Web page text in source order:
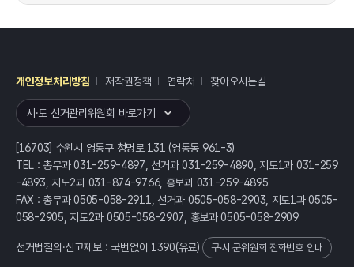
개인정보처리방침 저작권정책 연락처 찾아오시는길
시·도 선거관리위원회 바로가기
[16703] 수원시 영통구 청명로 131 (영통동 961-3)
TEL : 총무과 031-259-4897, 선거과 031-259-4890, 지도1과 031-259
-4893, 지도2과 031-874-9766, 홍보과 031-259-4895
FAX : 총무과 0505-058-2911, 선거과 0505-058-2903, 지도1과 0505-
058-2905, 지도2과 0505-058-2907, 홍보과 0505-058-2909
선거법질의·신고제보 : 국번없이 1390(유료) 구·시·군위원회 전화번호 안내